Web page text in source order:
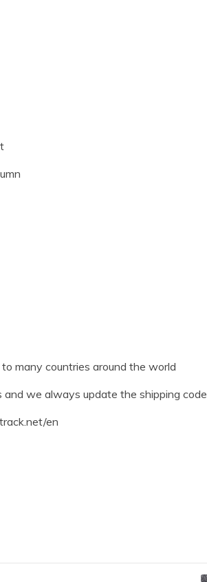
many countries around the world
we always update the shipping
en